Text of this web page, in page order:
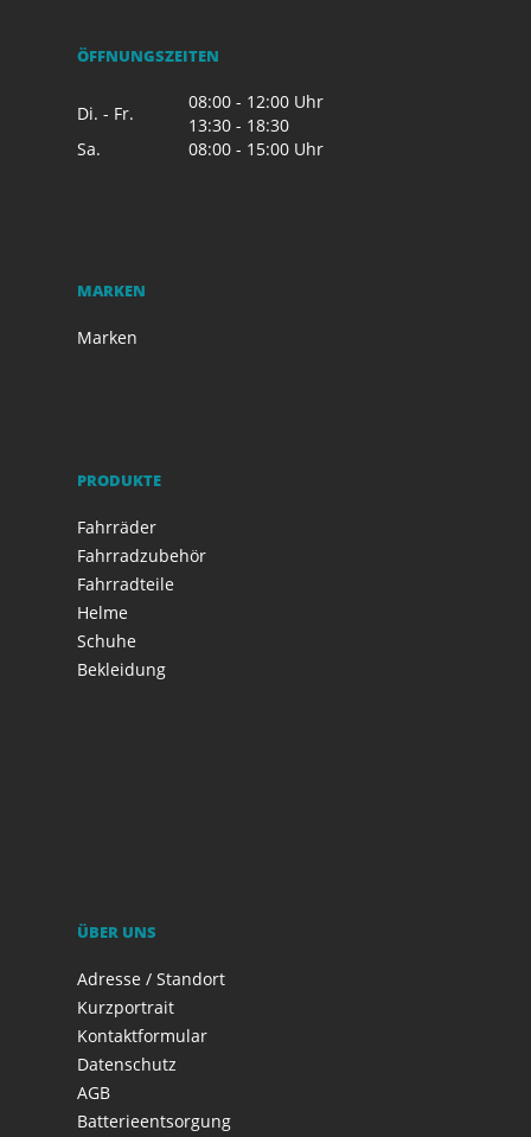
ÖFFNUNGSZEITEN
Di. - Fr.
08:00 - 12:00 Uhr
13:30 - 18:30
Sa.
08:00 - 15:00 Uhr
MARKEN
Marken
PRODUKTE
Fahrräder
Fahrradzubehör
Fahrradteile
Helme
Schuhe
Bekleidung
ÜBER UNS
Adresse / Standort
Kurzportrait
Kontaktformular
Datenschutz
AGB
Batterieentsorgung